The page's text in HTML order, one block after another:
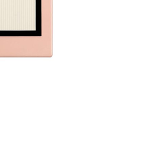
kr